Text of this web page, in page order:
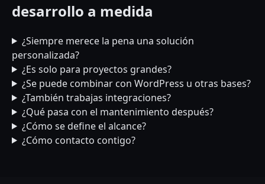
desarrollo a medida
¿Siempre merece la pena una solución
personalizada?
¿Es solo para proyectos grandes?
¿Se puede combinar con WordPress u otras bases?
¿También trabajas integraciones?
¿Qué pasa con el mantenimiento después?
¿Cómo se define el alcance?
¿Cómo contacto contigo?